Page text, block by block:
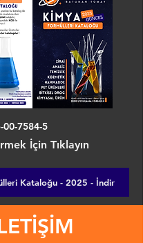
00-7584-5
İçin Tıklayın
Kataloğu - 2025 - İndir